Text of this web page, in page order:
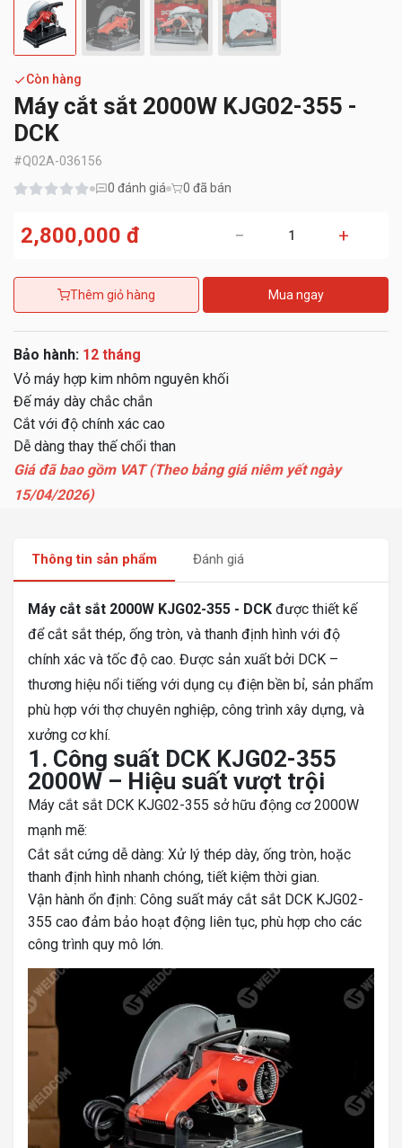
Còn hàng
Máy cắt sắt 2000W KJG02-355 -
DCK
#Q02A-036156
0 đánh giá 0 đã bán
2,800,000 đ − +
Thêm giỏ hàng Mua ngay
Bảo hành: 12 tháng
Vỏ máy hợp kim nhôm nguyên khối
Đế máy dày chắc chắn
Cắt với độ chính xác cao
Dễ dàng thay thế chổi than
Giá đã bao gồm VAT (Theo bảng giá niêm yết ngày
15/04/2026)
Thông tin sản phẩm Đánh giá
Máy cắt sắt 2000W KJG02-355 - DCK được thiết kế
để cắt sắt thép, ống tròn, và thanh định hình với độ
chính xác và tốc độ cao. Được sản xuất bởi DCK –
thương hiệu nổi tiếng với dụng cụ điện bền bỉ, sản phẩm
phù hợp với thợ chuyên nghiệp, công trình xây dựng, và
xưởng cơ khí.
1. Công suất DCK KJG02-355
2000W – Hiệu suất vượt trội
Máy cắt sắt DCK KJG02-355 sở hữu động cơ 2000W
mạnh mẽ:
Cắt sắt cứng dễ dàng: Xử lý thép dày, ống tròn, hoặc
thanh định hình nhanh chóng, tiết kiệm thời gian.
Vận hành ổn định: Công suất máy cắt sắt DCK KJG02-
355 cao đảm bảo hoạt động liên tục, phù hợp cho các
công trình quy mô lớn.